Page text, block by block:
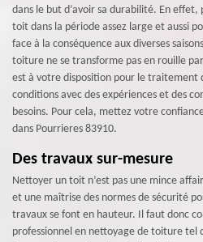
dans le but d’avoir sa durabilité. En
toit dans la période assez large et aussi
face à la conséquence aux diverses
toiture ne se transforme pas en rouille
est à votre disposition pour le traitement
conditions avec des expériences et des
besoins. Pour cela, mettez votre
dans Pourrieres 83910.
Des travaux sur-mesure
Nettoyer un toit n’est pas une mince
et une maîtrise des normes de sécurité
travaux se font en hauteur. Il faut donc
professionnel en nettoyage de toiture tel